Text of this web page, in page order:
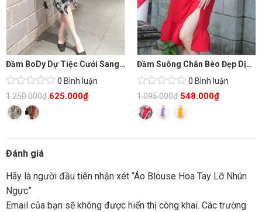
Đầm BoDy Dự Tiệc Cưới Sang Trọng
0 Bình luận
1.250.000₫ 625.000₫
Đầm Suông Chân Bèo Đẹp Dịu Dàng
0 Bình luận
1.095.000₫ 548.000₫
Đánh giá
Hãy là người đầu tiên nhận xét “Áo Blouse Hoa Tay Lỡ Nhún
Ngực”
Email của bạn sẽ không được hiển thị công khai. Các trường